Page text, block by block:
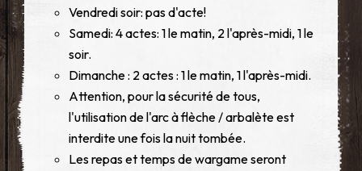
Vendredi soir: pas d'acte!
Samedi: 4 actes: 1 le matin, 2 l'après-midi, 1 le
soir.
Dimanche : 2 actes : 1 le matin, 1 l'après-midi.
Attention, pour la sécurité de tous,
l'utilisation de l'arc à flèche / arbalète est
interdite une fois la nuit tombée.
Les repas et temps de wargame seront